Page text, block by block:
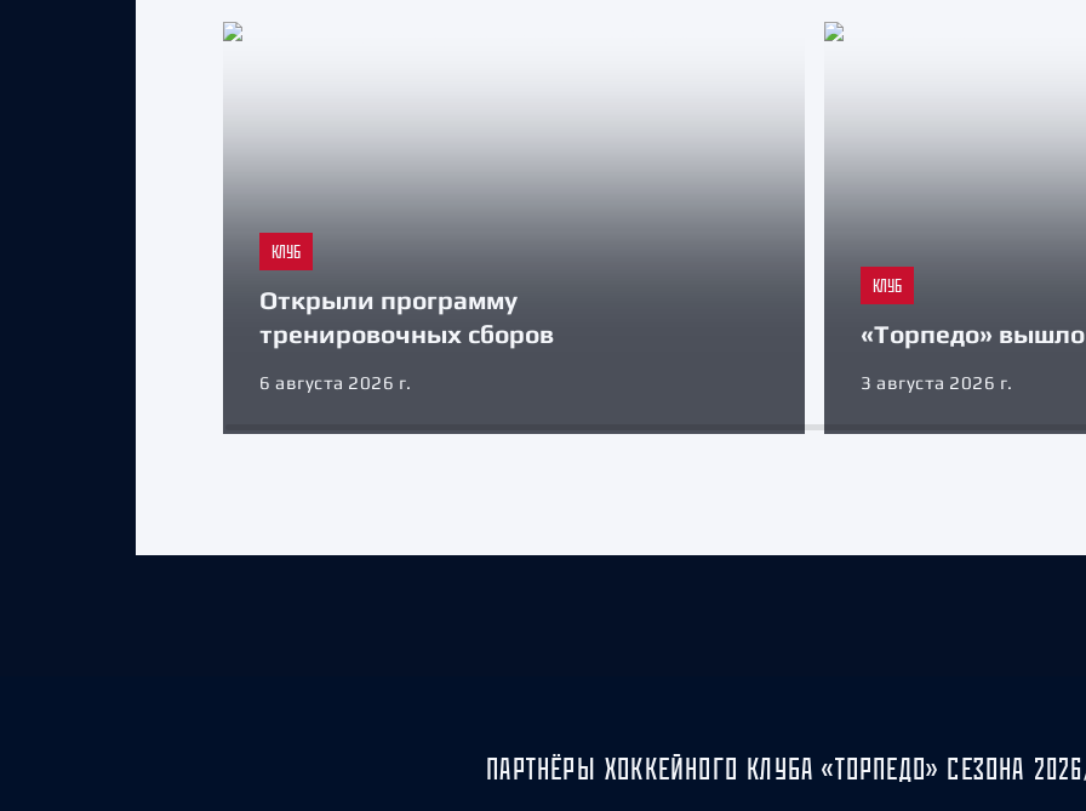
КЛУБ
Открыли программу
тренировочных сборов
6 августа 2026 г.
КЛУБ
«Торпедо» вышло
3 августа 2026 г.
ПАРТНЁРЫ ХОККЕЙНОГО КЛУБА «ТОРПЕДО» СЕЗОНА